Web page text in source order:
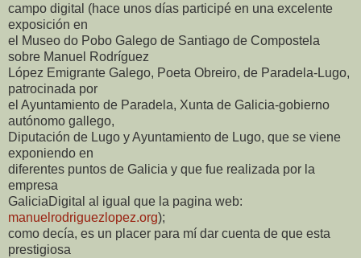
campo digital (hace unos días participé en una excelente
exposición en
el Museo do Pobo Galego de Santiago de Compostela
sobre Manuel Rodríguez
López Emigrante Galego, Poeta Obreiro, de Paradela-Lugo,
patrocinada por
el Ayuntamiento de Paradela, Xunta de Galicia-gobierno
autónomo gallego,
Diputación de Lugo y Ayuntamiento de Lugo, que se viene
exponiendo en
diferentes puntos de Galicia y que fue realizada por la
empresa
GaliciaDigital al igual que la pagina web:
manuelrodriguezlopez.org);
como decía, es un placer para mí dar cuenta de que esta
prestigiosa